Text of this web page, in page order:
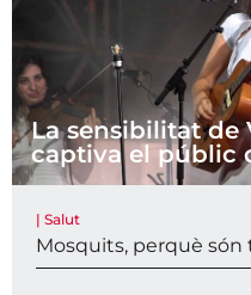
La sensibilitat de
captiva el públic
| Salut
Mosquits, perquè són